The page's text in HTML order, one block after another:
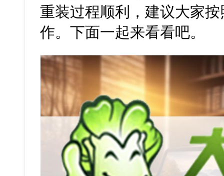
重装过程顺利，建议大家
作。下面一起来看看吧。